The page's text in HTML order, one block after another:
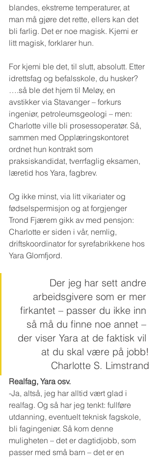
blandes, ekstreme temperaturer, at
man må gjøre det rette, ellers kan det
bli farlig. Det er noe magisk. Kjemi er
litt magisk, forklarer hun.
For kjemi ble det, til slutt, absolutt. Etter
idrettsfag og befalsskole, du husker?
….så ble det hjem til Meløy, en
avstikker via Stavanger – forkurs
ingeniør, petroleumsgeologi – men:
Charlotte ville bli prosessoperatør. Så,
sammen med Opplæringskontoret
ordnet hun kontrakt som
praksiskandidat, tverrfaglig eksamen,
læretid hos Yara, fagbrev.
Og ikke minst, via litt vikariater og
fødselspermisjon og at forgjenger
Trond Fjærem gikk av med pensjon:
Charlotte er siden i vår, nemlig,
driftskoordinator for syrefabrikkene hos
Yara Glomfjord.
Der jeg har sett andre
arbeidsgivere som er mer
firkantet – passer du ikke inn
så må du finne noe annet –
der viser Yara at de faktisk vil
at du skal være på jobb!
Charlotte S. Limstrand
Realfag, Yara osv.
-Ja, altså, jeg har alltid vært glad i
realfag. Og så har jeg tenkt: fullføre
utdanning, eventuelt teknisk fagskole,
bli fagingeniør. Så kom denne
muligheten – det er dagtidjobb, som
passer med små barn – det er en